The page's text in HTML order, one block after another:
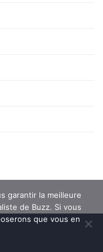
garantir la meilleure
de Buzz. Si vous
que vous en